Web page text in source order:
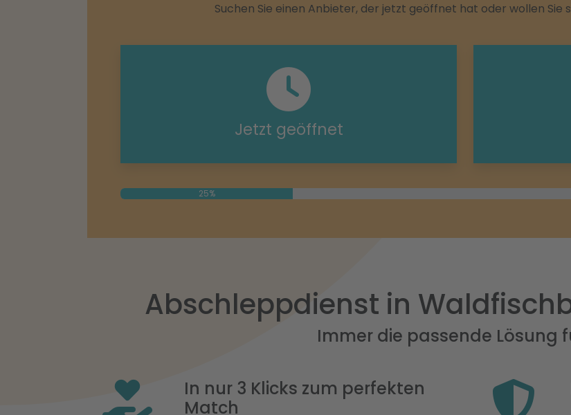
Suchen Sie einen Anbieter, der jetzt geöffnet hat oder wollen Sie
Jetzt geöffnet
25%
Abschleppdienst in
Immer die passende Lösung
In nur 3 Klicks zum perfekten
Match